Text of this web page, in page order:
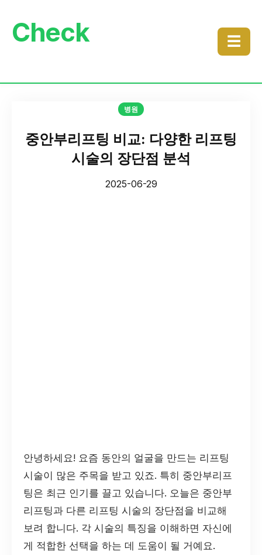
Check ☰
병원
중안부리프팅 비교: 다양한 리프팅
시술의 장단점 분석
2025-06-29
안녕하세요! 요즘 동안의 얼굴을 만드는 리프팅
시술이 많은 주목을 받고 있죠. 특히 중안부리프
팅은 최근 인기를 끌고 있습니다. 오늘은 중안부
리프팅과 다른 리프팅 시술의 장단점을 비교해
보려 합니다. 각 시술의 특징을 이해하면 자신에
게 적합한 선택을 하는 데 도움이 될 거예요.